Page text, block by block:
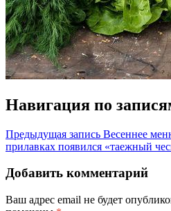
Навигация по
Предыдущая запись Весеннее
прилавках появился «таежный
Добавить комментарий
Ваш адрес email не будет